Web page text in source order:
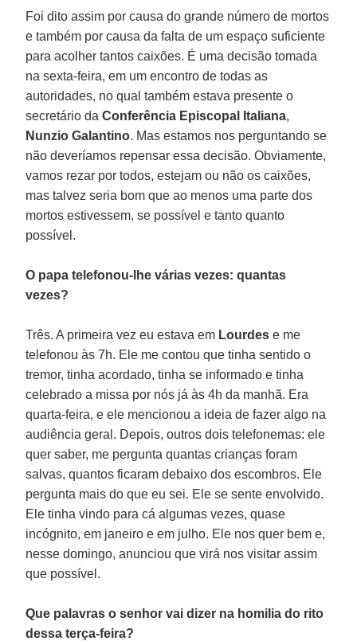
Foi dito assim por causa do grande número de mortos
e também por causa da falta de um espaço suficiente
para acolher tantos caixões. É uma decisão tomada
na sexta-feira, em um encontro de todas as
autoridades, no qual também estava presente o
secretário daConferência Episcopal Italiana,
Nunzio Galantino. Mas estamos nos perguntando se
não deveríamos repensar essa decisão. Obviamente,
vamos rezar por todos, estejam ou não os caixões,
mas talvez seria bom que ao menos uma parte dos
mortos estivessem, se possível e tanto quanto
possível.
O papa telefonou-lhe várias vezes: quantas
vezes?
Três. A primeira vez eu estava em Lourdes e me
telefonou às 7h. Ele me contou que tinha sentido o
tremor, tinha acordado, tinha se informado e tinha
celebrado a missa por nós já às 4h da manhã. Era
quarta-feira, e ele mencionou a ideia de fazer algo na
audiência geral. Depois, outros dois telefonemas: ele
quer saber, me pergunta quantas crianças foram
salvas, quantos ficaram debaixo dos escombros. Ele
pergunta mais do que eu sei. Ele se sente envolvido.
Ele tinha vindo para cá algumas vezes, quase
incógnito, em janeiro e em julho. Ele nos quer bem e,
nesse domingo, anunciou que virá nos visitar assim
que possível.
Que palavras o senhor vai dizer na homilia do rito
dessa terça-feira?